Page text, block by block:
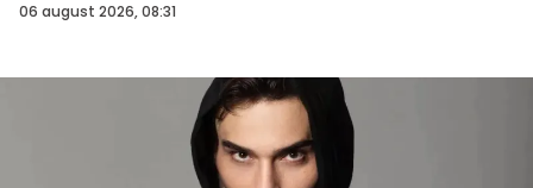
06 august 2026, 08:31